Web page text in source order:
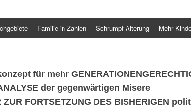
Familie in Zahlen Schrumpf-Alterung Mehr
für mehr
der gegenwärtigen Misere
ZUR FORTSETZUNG DES BISHERIGEN